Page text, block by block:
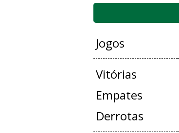
Jogos
Vitórias
Empates
Derrotas